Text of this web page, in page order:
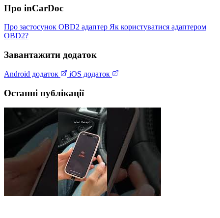
Про inCarDoc
Про застосунок OBD2 адаптер Як користуватися адаптером
OBD2?
Завантажити додаток
Android додаток iOS додаток
Останні публікації